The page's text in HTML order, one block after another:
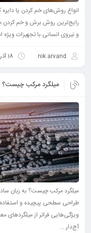
انواع روش‌های خم کردن یا
رایج‌ترین روش برش و خم کردن
و نیروی انسانی با تجهیزات
nik arvand 18 آذر 1404
میلگرد مرکب چیست؟
میلگرد مرکب چیست؟ به زبان
طراحی سطحی پیچیده و استفاده
ویژگی‌هایی فراتر از میلگردهای
آج‌دار ...